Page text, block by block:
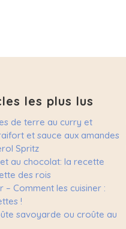
les plus lus
de terre au curry et
et sauce aux amandes
Spritz
au chocolat: la recette
des rois
– Comment les cuisiner :
!
savoyarde ou croûte au